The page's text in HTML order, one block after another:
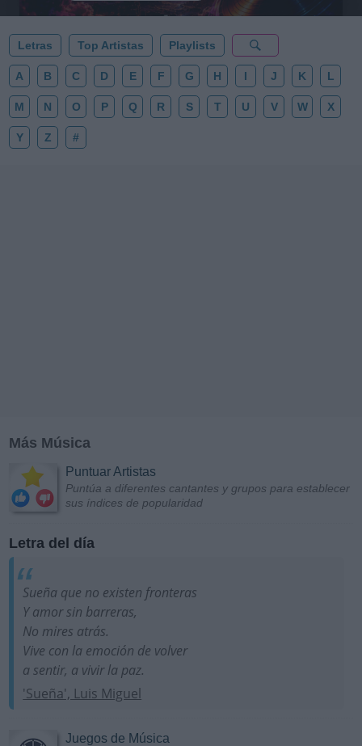
Letras Top Artistas Playlists
A B C D E F G H I J K L
M N O P Q R S T U V W X
Y Z #
Más Música
Puntuar Artistas
Puntúa a diferentes cantantes y grupos para establecer
sus índices de popularidad
Letra del día
Sueña que no existen fronteras
Y amor sin barreras,
No mires atrás.
Vive con la emoción de volver
a sentir, a vivir la paz.
'Sueña', Luis Miguel
Juegos de Música